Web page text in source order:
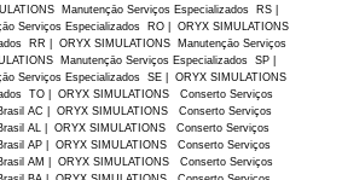
Manutençāo Serviços Especializados RS |
Serviços Especializados RO | ORYX SIMULATIONS
RR | ORYX SIMULATIONS Manutençāo Serviços
Manutençāo Serviços Especializados SP |
Serviços Especializados SE | ORYX SIMULATIONS
TO | ORYX SIMULATIONS Conserto Serviços
AC | ORYX SIMULATIONS Conserto Serviços
AL | ORYX SIMULATIONS Conserto Serviços
AP | ORYX SIMULATIONS Conserto Serviços
AM | ORYX SIMULATIONS Conserto Serviços